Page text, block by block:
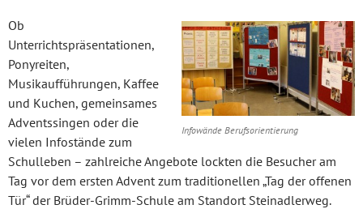
Infowände Berufsorientierung
Ob
Unterrichtspräsentationen,
Ponyreiten,
Musikaufführungen, Kaffee
und Kuchen, gemeinsames
Adventssingen oder die
vielen Infostände zum
Schulleben – zahlreiche Angebote lockten die Besucher am
Tag vor dem ersten Advent zum traditionellen „Tag der offenen
Tür“ der Brüder-Grimm-Schule am Standort Steinadlerweg.